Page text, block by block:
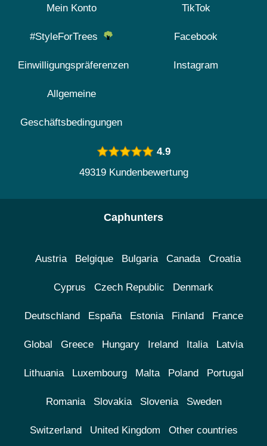
Mein Konto
#StyleForTrees
Einwilligungspräferenzen
Allgemeine
Geschäftsbedingungen
TikTok
Facebook
Instagram
4.9
49319 Kundenbewertung
Caphunters
Austria Belgique Bulgaria Canada Croatia
Cyprus Czech Republic Denmark
Deutschland España Estonia Finland France
Global Greece Hungary Ireland Italia Latvia
Lithuania Luxembourg Malta Poland Portugal
Romania Slovakia Slovenia Sweden
Switzerland United Kingdom Other countries